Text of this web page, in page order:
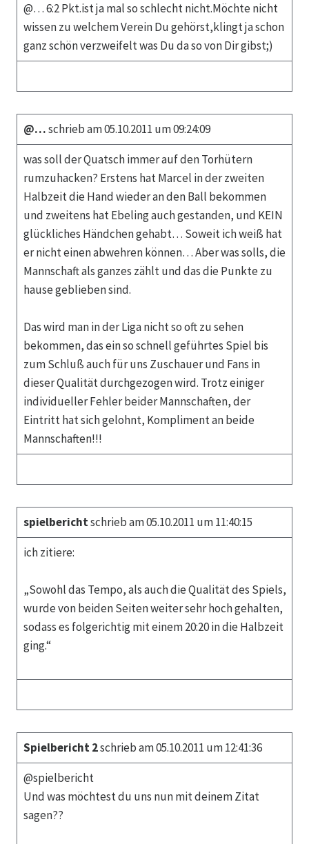
@… 6:2 Pkt.ist ja mal so schlecht nicht.Möchte nicht
wissen zu welchem Verein Du gehörst,klingt ja schon
ganz schön verzweifelt was Du da so von Dir gibst;)
@…schrieb am 05.10.2011 um 09:24:09
was soll der Quatsch immer auf den Torhütern
rumzuhacken? Erstens hat Marcel in der zweiten
Halbzeit die Hand wieder an den Ball bekommen
und zweitens hat Ebeling auch gestanden, und KEIN
glückliches Händchen gehabt… Soweit ich weiß hat
er nicht einen abwehren können… Aber was solls, die
Mannschaft als ganzes zählt und das die Punkte zu
hause geblieben sind.
Das wird man in der Liga nicht so oft zu sehen
bekommen, das ein so schnell geführtes Spiel bis
zum Schluß auch für uns Zuschauer und Fans in
dieser Qualität durchgezogen wird. Trotz einiger
individueller Fehler beider Mannschaften, der
Eintritt hat sich gelohnt, Kompliment an beide
Mannschaften!!!
spielberichtschrieb am 05.10.2011 um 11:40:15
ich zitiere:
„Sowohl das Tempo, als auch die Qualität des Spiels,
wurde von beiden Seiten weiter sehr hoch gehalten,
sodass es folgerichtig mit einem 20:20 in die Halbzeit
ging.“
Spielbericht 2schrieb am 05.10.2011 um 12:41:36
@spielbericht
Und was möchtest du uns nun mit deinem Zitat
sagen??